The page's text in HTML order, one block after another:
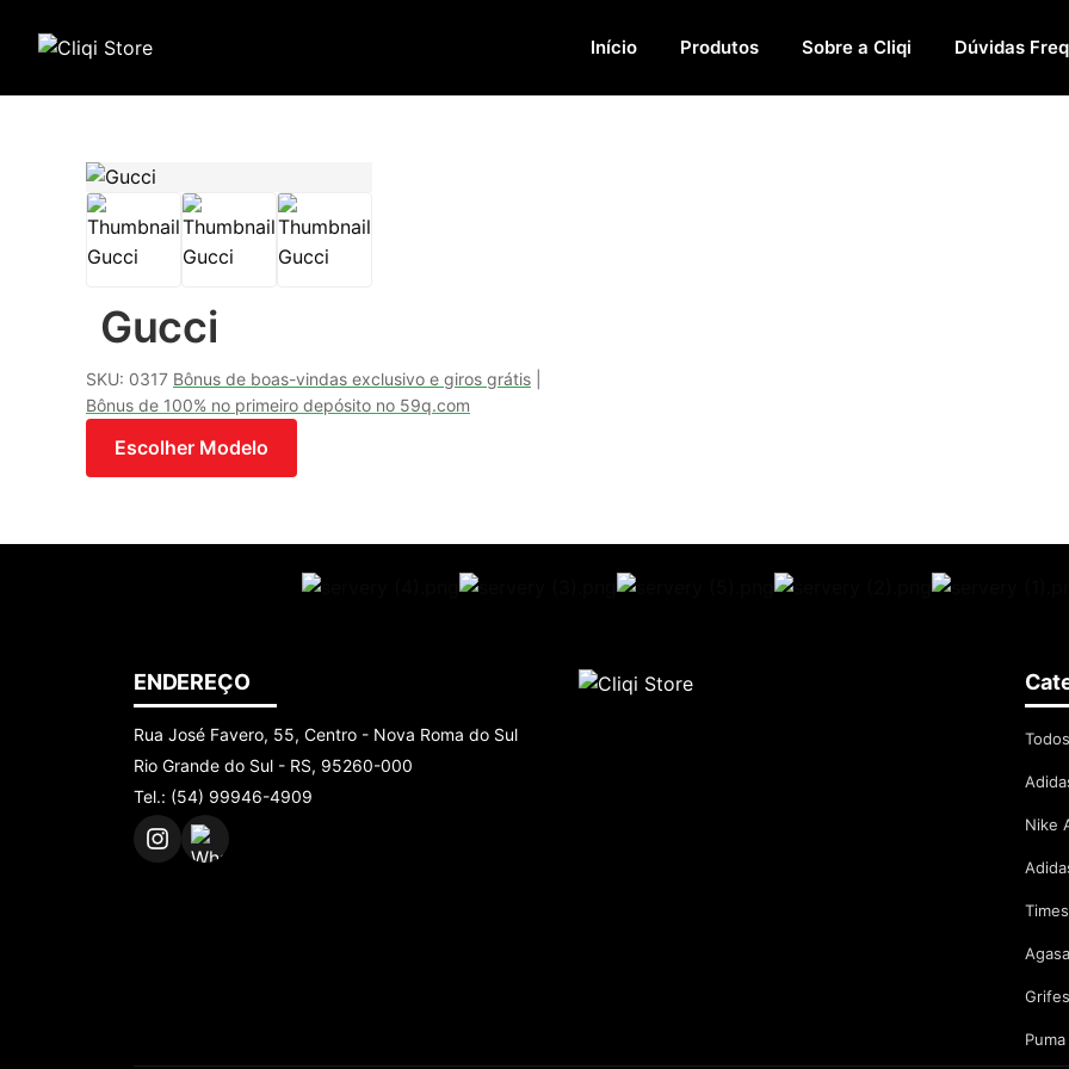
Início Produtos Sobre a Cliqi Dúvidas
Gucci
SKU: 0317 Bônus de boas-vindas exclusivo e giros grátis
Bônus de 100% no primeiro depósito no 59q.com
Escolher Modelo
ENDEREÇO
Rua José Favero, 55, Centro - Nova Roma do Sul
Rio Grande do Sul - RS, 95260-000
Tel.: (54) 99946-4909
Nike
Grifes